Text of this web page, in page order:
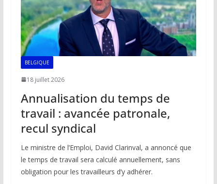
BELGIQUE
18 juillet 2026
Annualisation du temps de
travail : avancée patronale,
recul syndical
Le ministre de l’Emploi, David Clarinval, a annoncé que
le temps de travail sera calculé annuellement, sans
obligation pour les travailleurs d’y adhérer.